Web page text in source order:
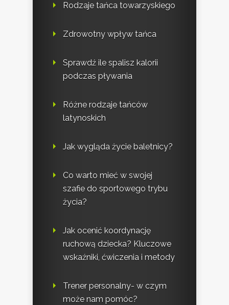
Rodzaje tańca towarzyskiego
Zdrowotny wpływ tańca
Sprawdź ile spalisz kalorii
podczas pływania
Różne rodzaje tańców
latynoskich
Jak wygląda życie baletnicy?
Co warto mieć w swojej
szafie do sportowego trybu
życia?
Jak ocenić koordynację
ruchową dziecka? Kluczowe
wskaźniki, ćwiczenia i metody
Trener personalny- w czym
może nam pomóc?